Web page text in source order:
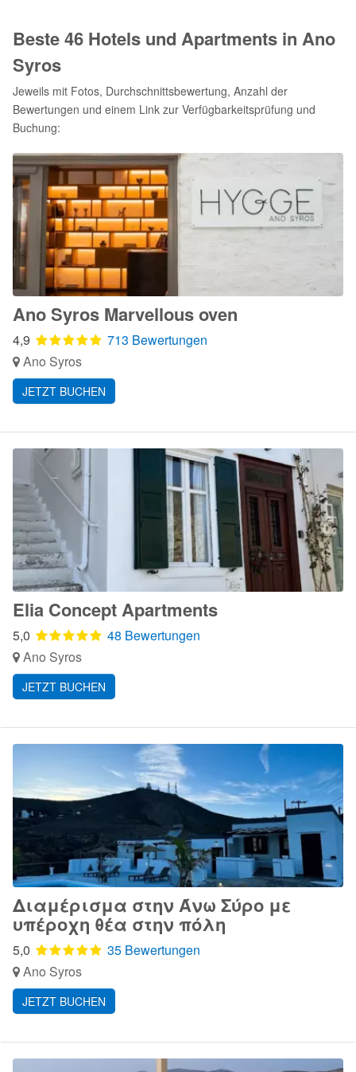
Beste 46 Hotels und Apartments in Ano
Syros
Jeweils mit Fotos, Durchschnittsbewertung, Anzahl der
Bewertungen und einem Link zur Verfügbarkeitsprüfung und
Buchung:
Ano Syros Marvellous oven
4,9
713 Bewertungen
Ano Syros
JETZT BUCHEN
Elia Concept Apartments
5,0
48 Bewertungen
Ano Syros
JETZT BUCHEN
Διαμέρισμα στην Άνω Σύρο με
υπέροχη θέα στην πόλη
5,0
35 Bewertungen
Ano Syros
JETZT BUCHEN